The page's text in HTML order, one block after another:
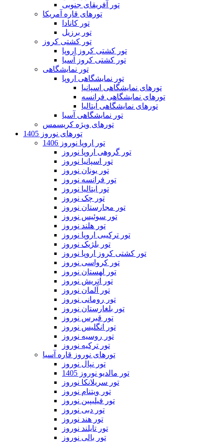
تور آفریقای جنوبی
تورهای قاره آمریکا
تور کانادا
تور برزیل
تور کشتی کروز
تور کشتی کروز اروپا
تور کشتی کروز آسیا
تور نمایشگاهی
تور نمایشگاهی اروپا
تورهای نمایشگاهی اسپانیا
تورهای نمایشگاهی فرانسه
تورهای نمایشگاهی ایتالیا
تور نمایشگاهی آسیا
تورهای ویژه کریسمس
تورهای نوروز 1405
تور اروپا نوروز 1406
تور گروهی اروپا نوروز
تور اسپانیا نوروز
تور یونان نوروز
تور فرانسه نوروز
تور ایتالیا نوروز
تور چک نوروز
تور مجارستان نوروز
تور سوئیس نوروز
تور هلند نوروز
تور ترکیبی اروپا نوروز
تور بلژیک نوروز
تور کشتی کروز اروپا نوروز
تور کرواسی نوروز
تور لهستان نوروز
تور اتریش نوروز
تور آلمان نوروز
تور رومانی نوروز
تور بلغارستان نوروز
تور قبرس نوروز
تور انگلیس نوروز
تور روسیه نوروز
تور ترکیه نوروز
تورهای نوروز قاره آسیا
تور نپال نوروز
تور مالدیو نوروز 1405
تور سریلانکا نوروز
تور ویتنام نوروز
تور فیلیپین نوروز
تور دبی نوروز
تور هند نوروز
تور تایلند نوروز
تور بالی نوروز